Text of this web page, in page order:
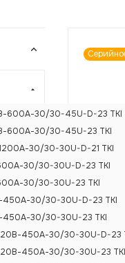
600А-30/30-45U-D-23 TKI
600А-30/30-45U-23 TKI
30/30-30U-D-21 TKI
30/30-30U-D-23 TKI
30/30-30U-23 TKI
30/30-30U-D-23 TKI
30/30-30U-23 TKI
450А-30/30-30U-D-23
450А-30/30-30U-23 TKI